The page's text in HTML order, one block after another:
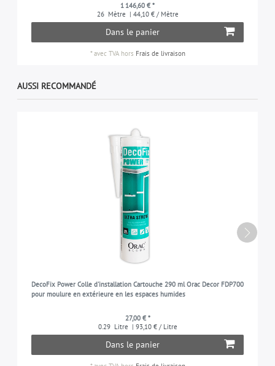
1 146,60 € *
26 Mètre | 44,10 € / Mètre
Dans le panier
*avec TVAhors Frais de livraison
AUSSI RECOMMANDÉ
DecoFix Power Colle d'installation Cartouche 290 ml Orac Decor FDP700
pour moulure en extérieure en les espaces humides
27,00 € *
0.29 Litre | 93,10 € / Litre
Dans le panier